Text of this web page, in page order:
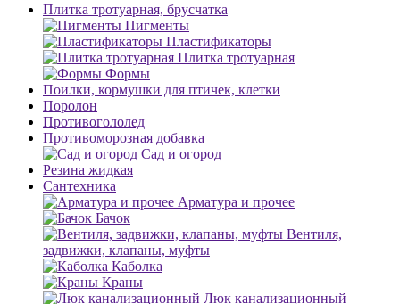
Плитка тротуарная, брусчатка
Пигменты
Пластификаторы
Плитка тротуарная
Формы
Поилки, кормушки для птичек, клетки
Поролон
Противогололед
Противоморозная добавка
Сад и огород
Резина жидкая
Сантехника
Арматура и прочее
Бачок
Вентиля,
задвижки, клапаны, муфты
Каболка
Краны
Люк канализационный